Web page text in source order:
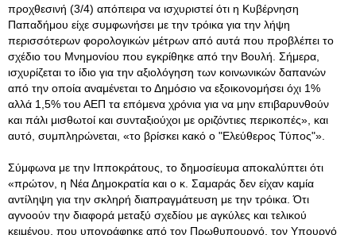
προχθεσινή (3/4) απόπειρα να ισχυριστεί ότι η Κυβέρνηση
Παπαδήμου είχε συμφωνήσει με την τρόικα για την λήψη
περισσότερων φορολογικών μέτρων από αυτά που προβλέπει το
σχέδιο του Μνημονίου που εγκρίθηκε από την Βουλή . Σήμερα,
ισχυρίζεται το ίδιο για την αξιολόγηση των κοινωνικών δαπανών
από την οποία αναμένεται το Δημόσιο να εξοικονομήσει όχι 1%
αλλά 1,5% του ΑΕΠ τα επόμενα χρόνια για να μην επιβαρυνθούν
και πάλι μισθωτοί και συνταξιούχοι με οριζόντιες περικοπές», και
αυτό, συμπληρώνεται, «το βρίσκει κακό ο "Ελεύθερος Τύπος"».
Σύμφωνα με την Ιπποκράτους, το δημοσίευμα αποκαλύπτει ότι
«πρώτον, η Νέα Δημοκρατία και ο κ. Σαμαράς δεν είχαν καμία
αντίληψη για την σκληρή διαπραγμάτευση με την τρόικα. Ότι
αγνοούν την διαφορά μεταξύ σχεδίου με αγκύλες και τελικού
κειμένου, που υπογράφηκε από τον Πρωθυπουργό, τον Υπουργό